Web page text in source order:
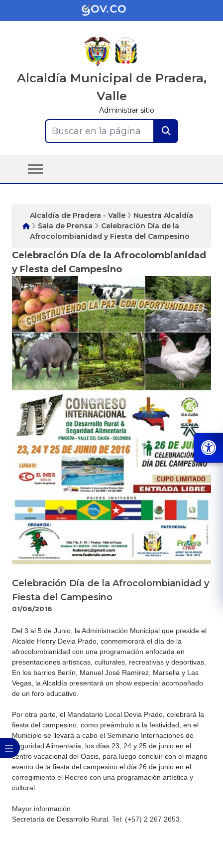
Alcaldía Municipal de Pradera,
Valle
Administrar sitio
Buscar en la página
Alcaldía de Pradera - Valle
Nuestra Alcaldía
Sala de Prensa
Celebración Día de la
Afrocolombianidad y Fiesta del Campesino
Celebración Día de la Afrocolombianidad
y Fiesta del Campesino
Celebración Día de la Afrocolombianidad y
Fiesta del Campesino
01/06/2016
​​Del 3 al 5 de Junio, la Administración Municipal que preside el
Alcalde Henry Devia Prado, conmemorará el día de la
afrocolombianidad con una programación enfocada en
presentaciones artísticas, culturales, recreativas y deportivas.
En los barrios Berlín, Manuel José Ramírez, Marsella y Las
Vegas, la Alcaldía presentará un show especial acompañado
de un foro educativo.
Por otra parte, el Mandatario Local Devia Prado, celebrará la
fiesta del campesino, como preámbulo a la festividad, en el
Municipio se llevará a cabo el Seminario Internaciones de
Seguridad Alimentaria, los días 23, 24 y 25 de ​junio en el
centro vacacional del Oasis, para luego concluir con el magno
evento de la fiesta del campesino el día 26 de junio en el
corregimiento el Recreo con una programación artística y
cultural.​
Mayor información
Secretaría de Desarrollo Rural. Tel: (+57) 2​ 267 2653​.​